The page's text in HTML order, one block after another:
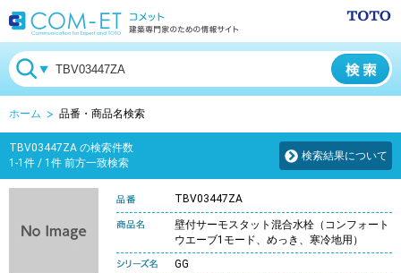
ホーム 品番・商品名検索
TBV03447ZA の検索件数
1-1件 / 1件 前方一致検索
検索結果について
TBV03447ZA
壁付サーモスタット混合水栓（コンフォート
ウエーブ1モード、めっき、寒冷地用）
GG